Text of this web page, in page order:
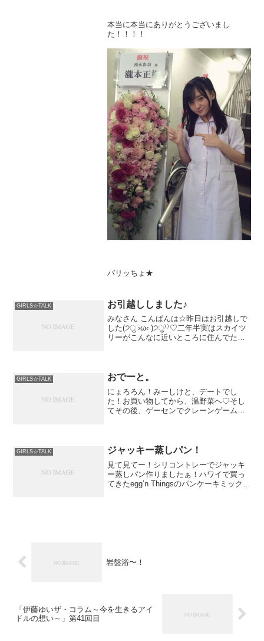
本当に本当にありがとうございまし
た！！！！
バリッちょ★
GIRLS☆TALK お引越ししました♪
みなさん こんばんは☆昨日はお引越しで
した(੭ु ›ω‹ )੭ु⁾⁾♡二年半実はスカイツ
リーがこんなに近いところに住んでたん
GIRLS☆TALK おでーと。
にょろろん！みーしけと、デートでし
た！お買い物してから、温野菜へ♡そし
てその後、ゲーセンでクレーンゲームし
GIRLS☆TALK ジャッキー蒸しパン！
見て見てー！シリコントレーでジャッキ
ー蒸しパン作りましたぁ！ハワイで買っ
てきたegg’n Thingsのパンケーキミックス
岩盤浴〜！
「伊藤ゆいザ・コラム～今を生きるアイ
ドルの想い～」第41回目